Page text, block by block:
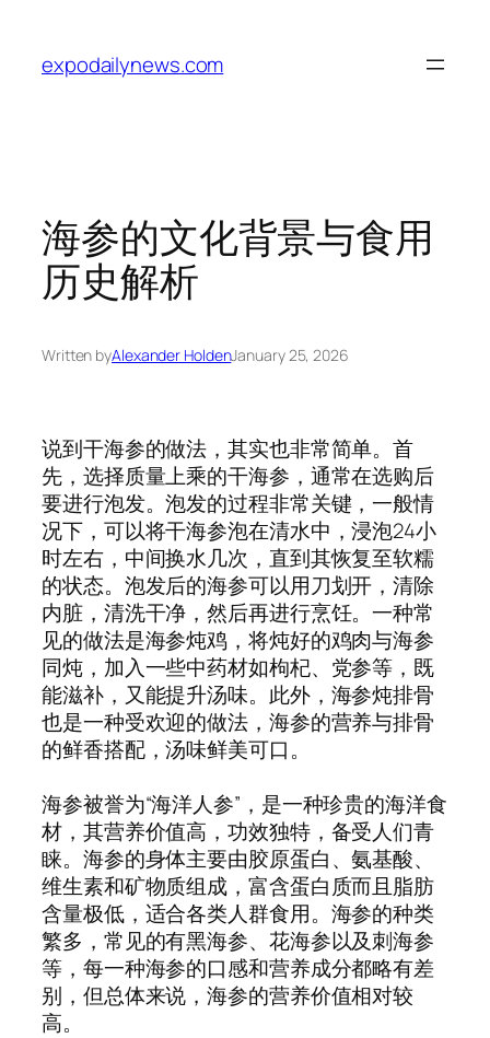
content
expodailynews.com
海参的文化背景与食用
历史解析
Written byAlexander HoldenJanuary 25, 2026
说到干海参的做法，其实也非常简单。首
先，选择质量上乘的干海参，通常在选购后
要进行泡发。泡发的过程非常关键，一般情
况下，可以将干海参泡在清水中，浸泡24小
时左右，中间换水几次，直到其恢复至软糯
的状态。泡发后的海参可以用刀划开，清除
内脏，清洗干净，然后再进行烹饪。一种常
见的做法是海参炖鸡，将炖好的鸡肉与海参
同炖，加入一些中药材如枸杞、党参等，既
能滋补，又能提升汤味。此外，海参炖排骨
也是一种受欢迎的做法，海参的营养与排骨
的鲜香搭配，汤味鲜美可口。
海参被誉为“海洋人参”，是一种珍贵的海洋食
材，其营养价值高，功效独特，备受人们青
睐。海参的身体主要由胶原蛋白、氨基酸、
维生素和矿物质组成，富含蛋白质而且脂肪
含量极低，适合各类人群食用。海参的种类
繁多，常见的有黑海参、花海参以及刺海参
等，每一种海参的口感和营养成分都略有差
别，但总体来说，海参的营养价值相对较
高。